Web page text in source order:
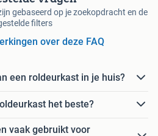
gebaseerd op je zoekopdracht en de
filters
over deze FAQ
een roldeurkast in je huis?
het beste?
vaak gebruikt voor